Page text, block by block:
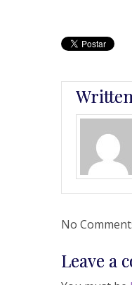
No
Leave a